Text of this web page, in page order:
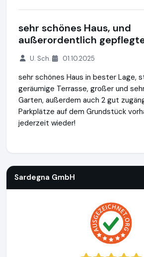
sehr schönes Haus, und
außerordentlich
U. Sch. 01.10.2025
sehr schönes Haus in bester Lage,
geräumige Terrasse, großer und
Garten, außerdem auch 2 gut
Parkplätze auf dem Grundstück
jederzeit wieder!
Sardegna GmbH